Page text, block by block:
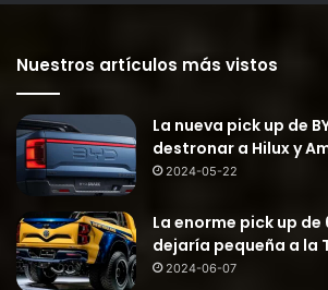
Nuestros artículos más vistos
La nueva pick up de
destronar a Hilux y
2024-05-22
La enorme pick up de
dejaría pequeña a la
2024-06-07